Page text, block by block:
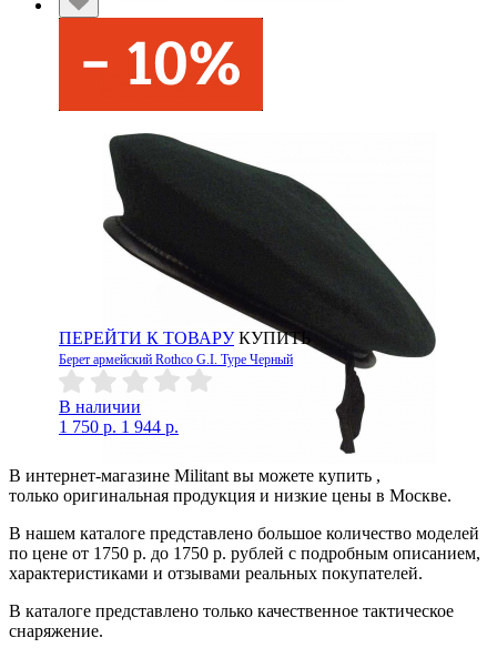
ПЕРЕЙТИ К ТОВАРУ КУПИТЬ
Берет армейский Rothco G.I. Type Черный
В наличии
1 750 р. 1 944 р.
В интернет-магазине Militant вы можете купить ,
только оригинальная продукция и низкие цены в Москве.
В нашем каталоге представлено большое количество моделей
по цене от 1750 р. до 1750 р. рублей с подробным описанием,
характеристиками и отзывами реальных покупателей.
В каталоге представлено только качественное тактическое
снаряжение.